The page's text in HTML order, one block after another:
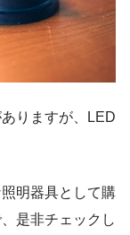
りますが、LED
明器具として購
是非チェックし